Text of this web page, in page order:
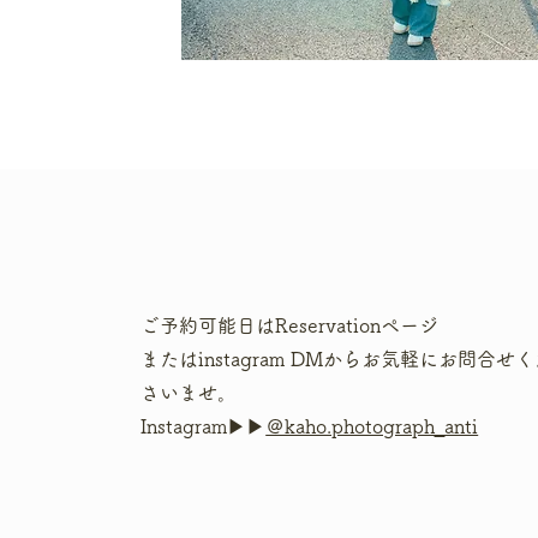
ご予約可能日はReservationページ
またはinstagram DMからお気軽にお問合せく
さいませ。
Instagram▶︎▶︎ ＠kaho.photograph_anti